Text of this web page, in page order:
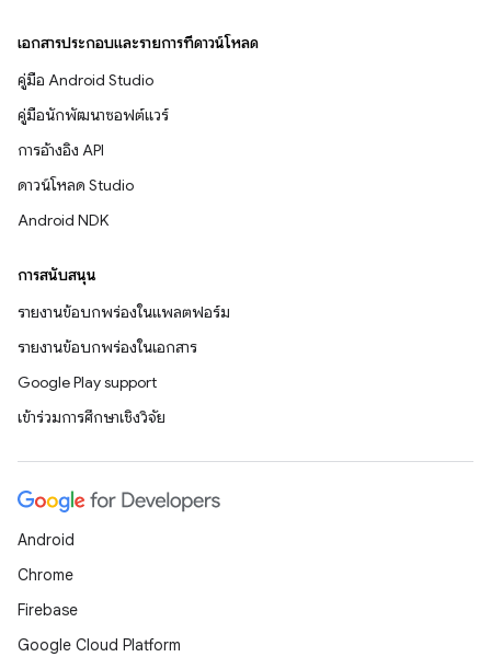
เอกสารประกอบและรายการที่ดาวน์โหลด
คู่มือ Android Studio
คู่มือนักพัฒนาซอฟต์แวร์
การอ้างอิง API
ดาวน์โหลด Studio
Android NDK
การสนับสนุน
รายงานข้อบกพร่องในแพลตฟอร์ม
รายงานข้อบกพร่องในเอกสาร
Google Play support
เข้าร่วมการศึกษาเชิงวิจัย
Android
Chrome
Firebase
Google Cloud Platform